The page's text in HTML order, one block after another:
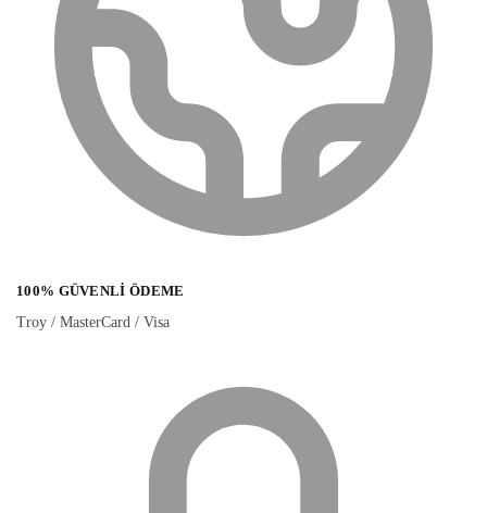
100% GÜVENLI ÖDEME
Troy / MasterCard / Visa